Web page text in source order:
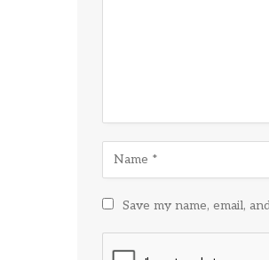
Save my name, email,